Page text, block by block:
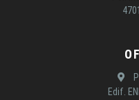
Edif.